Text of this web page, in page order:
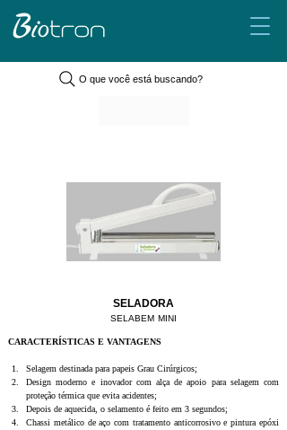
O que você está buscando?
SELADORA
SELABEM MINI
CARACTERÍSTICAS E VANTAGENS
Selagem destinada para papeis Grau Cirúrgicos;
Design moderno e inovador com alça de apoio para selagem com
proteção térmica que evita acidentes;
Depois de aquecida, o selamento é feito em 3 segundos;
Chassi metálico de aço com tratamento anticorrosivo e pintura epóxi